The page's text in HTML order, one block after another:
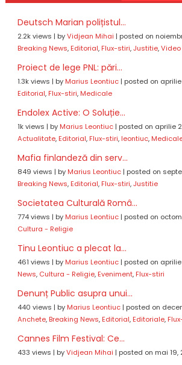
Deutsch Marian polițistul...
2.2k views | byVidjean Mihai | posted on
Breaking News, Editorial, Flux-stiri,Justitie,Video
Proiect de lege PNL: pări...
1.3k views | by Marius Leontiuc| posted on aprilie
Editorial, Flux-stiri, Medicale
Endolex Active: O Soluție...
1k views | by Marius Leontiuc| posted on aprilie
Actualitate, Editorial, Flux-stiri, leontiuc,
Mafia finlandeză din serv...
849 views | by Marius Leontiuc| posted on
Breaking News, Editorial, Flux-stiri,Justitie
Societatea Culturală Româ...
774 views | by Marius Leontiuc| posted on
Cultura - Religie
Tinu Leontiuc a plecat la...
461 views | by Marius Leontiuc| posted on
News, Cultura - Religie, Eveniment, Flux-stiri
Denunț Public asupra unui...
440 views | by Marius Leontiuc| posted on
Anchete, Breaking News, Editorial, Editoriale,
Cannes Film Festival: Ce...
433 views | byVidjean Mihai | posted on mai 19,